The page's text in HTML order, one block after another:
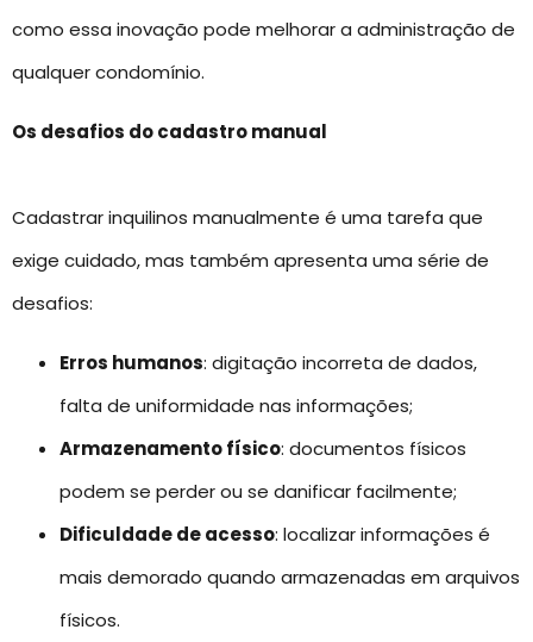
como essa inovação pode melhorar a administração de
qualquer condomínio.
Os desafios do cadastro manual
Cadastrar inquilinos manualmente é uma tarefa que
exige cuidado, mas também apresenta uma série de
desafios:
Erros humanos: digitação incorreta de dados,
falta de uniformidade nas informações;
Armazenamento físico: documentos físicos
podem se perder ou se danificar facilmente;
Dificuldade de acesso: localizar informações é
mais demorado quando armazenadas em arquivos
físicos.